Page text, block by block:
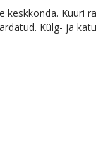
keskkonda. Kuuri
Külg- ja